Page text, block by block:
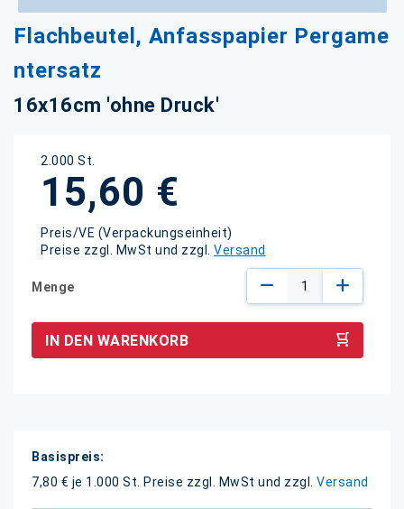
Flachbeutel, Anfasspapier Pergame
ntersatz
16x16cm 'ohne Druck'
2.000 St.
15,60 €
Preis/VE (Verpackungseinheit)
Preise zzgl. MwSt und zzgl. Versand
Menge
IN DEN WARENKORB
Weitere
Informationen
7,80 € je 1.000 St. Preise zzgl. MwSt und zzgl. Versand
Zum
Anfang
der
Bildgalerie
springen